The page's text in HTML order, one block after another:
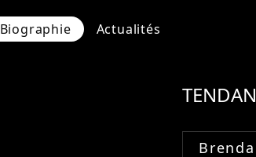
Biographie Actualités